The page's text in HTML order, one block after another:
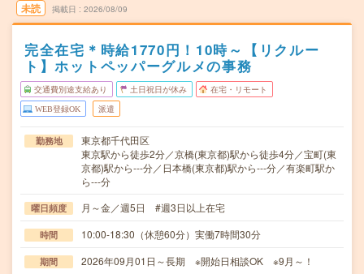
未読 掲載日 2026/08/09
完全在宅＊時給1770円！10時～【リクルー
ト】ホットペッパーグルメの事務
交通費別途支給あり 土日祝日が休み 在宅・リモート
WEB登録OK 派遣
勤務地
東京都千代田区
東京駅から徒歩2分／京橋(東京都)駅から徒歩4分／宝町(東
京都)駅から---分／日本橋(東京都)駅から---分／有楽町駅か
ら---分
曜日頻度 月～金／週5日 #週3日以上在宅
時間 10:00-18:30（休憩60分）実働7時間30分
期間 2026年09月01日～長期 ※開始日相談OK ※9月～！